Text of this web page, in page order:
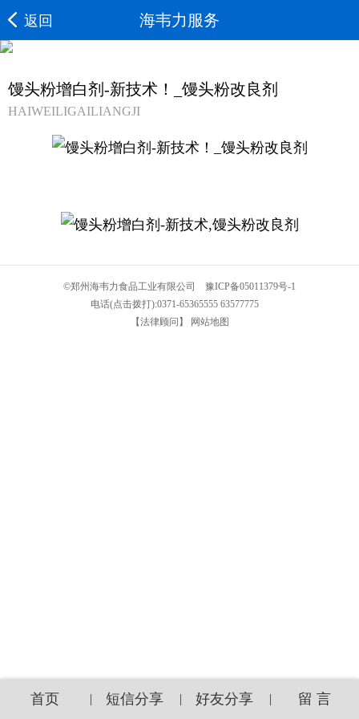
返回 海韦力服务
馒头粉增白剂-新技术！_馒头粉改良剂
HAIWEILIGAILIANGJI
©郑州海韦力食品工业有限公司 豫ICP备05011379号-1
电话(点击拨打):0371-65365555 63577775
【法律顾问】
网站地图
首页 | 短信分享 | 好友分享 | 留 言